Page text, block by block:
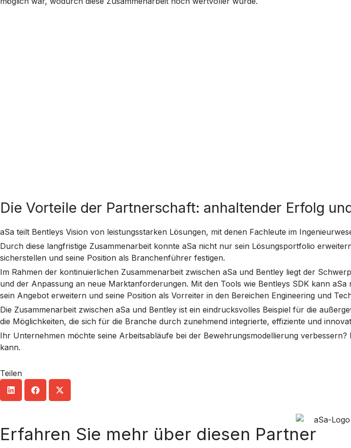
Die Vorteile der Partnerschaft: anhaltender Erfolg
aSa teilt Bentleys Vision von leistungsstarken Lösungen, mit denen Fachleute im
Durch diese langfristige Zusammenarbeit konnte aSa nicht nur sein Lösungsportfolio
sicherstellen und seine Position als Branchenführer festigen.
Im Rahmen der kontinuierlichen Zusammenarbeit zwischen aSa und Bentley liegt der
und der Anpassung an neue Marktanforderungen. Mit den Tools wie Bentleys SDK kann
sein Angebot erweitern und seine Position als Vorreiter in den Bereichen Engineering und
Die Zusammenarbeit zwischen aSa und Bentley ist ein eindrucksvolles Beispiel für die
die Möglichkeiten, die sich für die Branche durch zunehmend integrierte, effiziente und
Ihr Unternehmen möchte seine Arbeitsabläufe bei der Bewehrungsmodellierung verbessern?
kann.
Teilen
Erfahren Sie mehr über diesen Partner